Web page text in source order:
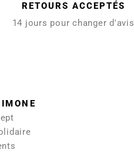
RETOURS ACCEPTÉS
14 jours pour changer d'avis